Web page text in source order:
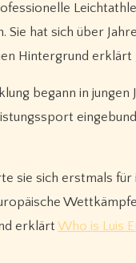
hat sich über
Hintergrund erklärt
begann in
sie sich erstmals
erklärt Who is Luis